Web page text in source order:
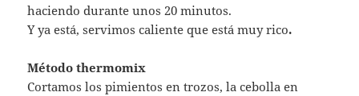
haciendo durante unos 20 minutos.
Y ya está, servimos caliente que está muy rico.
Método thermomix
Cortamos los pimientos en trozos, la cebolla en